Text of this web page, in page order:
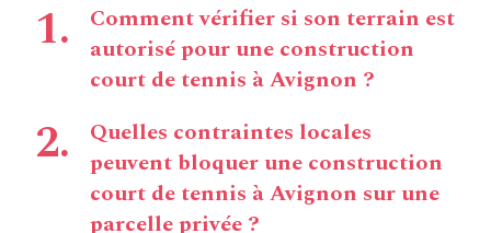
Comment vérifier si son terrain est
autorisé pour une construction
court de tennis à Avignon ?
Quelles contraintes locales
peuvent bloquer une construction
court de tennis à Avignon sur une
parcelle privée ?